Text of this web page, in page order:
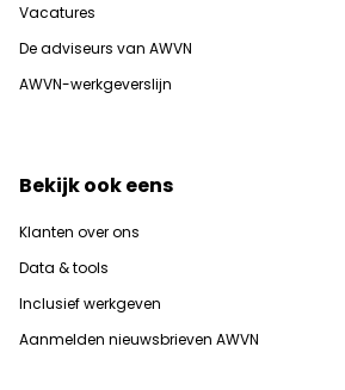
Vacatures
De adviseurs van AWVN
AWVN-werkgeverslijn
Bekijk ook eens
Klanten over ons
Data & tools
Inclusief werkgeven
Aanmelden nieuwsbrieven AWVN